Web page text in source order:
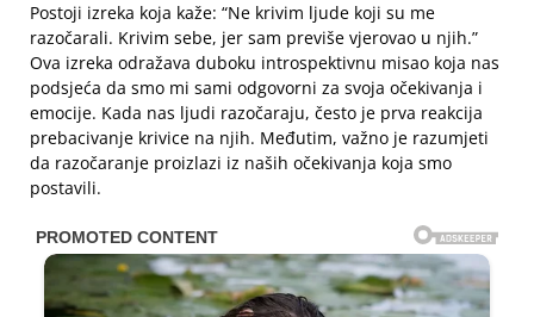
Postoji izreka koja kaže: “Ne krivim ljude koji su me
razočarali. Krivim sebe, jer sam previše vjerovao u njih.”
Ova izreka odražava duboku introspektivnu misao koja nas
podsjeća da smo mi sami odgovorni za svoja očekivanja i
emocije. Kada nas ljudi razočaraju, često je prva reakcija
prebacivanje krivice na njih. Međutim, važno je razumjeti
da razočaranje proizlazi iz naših očekivanja koja smo
postavili.